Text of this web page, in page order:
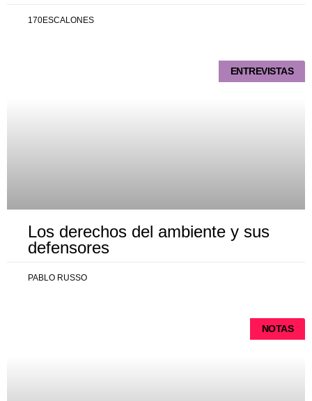
170ESCALONES
ENTREVISTAS
Los derechos del ambiente y sus
defensores
PABLO RUSSO
NOTAS